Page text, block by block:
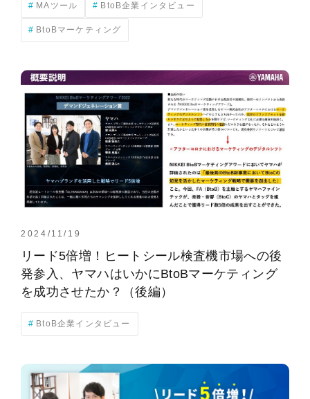
MAツール BtoB企業インタビュー
BtoBマーケティング
2024/11/19
リード5倍増！ヒートシール検査機市場への後
発参入、ヤマハはいかにBtoBマーケティング
を成功させたか？（後編）
BtoB企業インタビュー